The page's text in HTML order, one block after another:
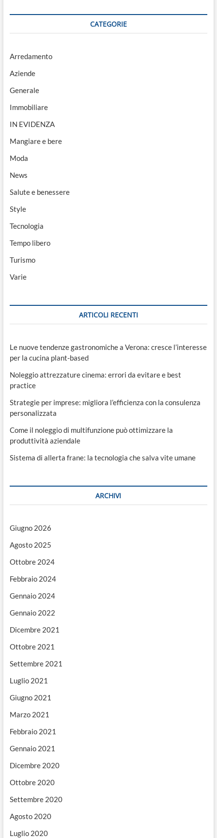
CATEGORIE
Arredamento
Aziende
Generale
Immobiliare
IN EVIDENZA
Mangiare e bere
Moda
News
Salute e benessere
Style
Tecnologia
Tempo libero
Turismo
Varie
ARTICOLI RECENTI
Le nuove tendenze gastronomiche a Verona: cresce l’interesse
per la cucina plant-based
Noleggio attrezzature cinema: errori da evitare e best
practice
Strategie per imprese: migliora l’efficienza con la consulenza
personalizzata
Come il noleggio di multifunzione può ottimizzare la
produttività aziendale
Sistema di allerta frane: la tecnologia che salva vite umane
ARCHIVI
Giugno 2026
Agosto 2025
Ottobre 2024
Febbraio 2024
Gennaio 2024
Gennaio 2022
Dicembre 2021
Ottobre 2021
Settembre 2021
Luglio 2021
Giugno 2021
Marzo 2021
Febbraio 2021
Gennaio 2021
Dicembre 2020
Ottobre 2020
Settembre 2020
Agosto 2020
Luglio 2020